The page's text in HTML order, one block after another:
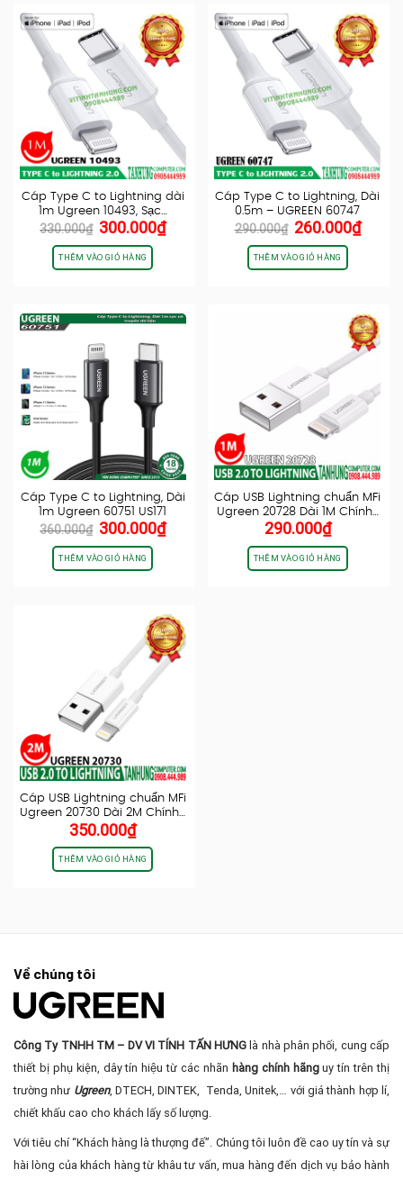
Cáp Type C to Lightning dài
1m Ugreen 10493, Sạc…
330.000₫ Giá
gốc
là:
330.000₫.
300.000₫Giá
THÊM VÀO GIỎ HÀNG
Cáp Type C to Lightning, Dài
0.5m – UGREEN 60747
290.000₫ Giá
gốc
là:
290.000₫.
260.000₫Giá
THÊM VÀO GIỎ HÀNG
Cáp Type C to Lightning, Dài
1m Ugreen 60751 US171
360.000₫ Giá
gốc
là:
360.000₫.
300.000₫Giá
THÊM VÀO GIỎ HÀNG
Cáp USB Lightning chuẩn MFi
Ugreen 20728 Dài 1M Chính…
290.000₫
THÊM VÀO GIỎ HÀNG
Cáp USB Lightning chuẩn MFi
Ugreen 20730 Dài 2M Chính…
350.000₫
THÊM VÀO GIỎ HÀNG
Về chúng tôi
Công Ty TNHH TM – DV VI TÍNH TẤN HƯNGlà nhà phân phối, cung cấp
thiết bị phụ kiện, dây tín hiệu từ các nhãn hàng chính hãnguy tín trên thị
trường như Ugreen, DTECH, DINTEK, Tenda, Unitek,… với giá thành hợp lí,
chiết khấu cao cho khách lấy số lượng.
Với tiêu chí “Khách hàng là thượng đế”. Chúng tôi luôn đề cao uy tín và sự
hài lòng của khách hàng từ khâu tư vấn, mua hàng đến dịch vụ bảo hành